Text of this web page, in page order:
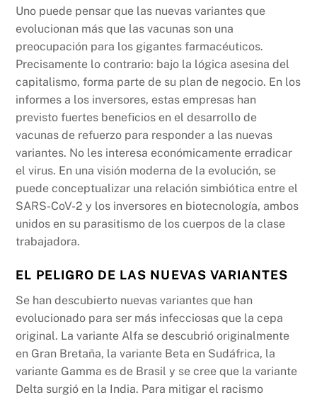
Uno puede pensar que las nuevas variantes que
evolucionan más que las vacunas son una
preocupación para los gigantes farmacéuticos.
Precisamente lo contrario: bajo la lógica asesina del
capitalismo, forma parte de su plan de negocio. En los
informes a los inversores, estas empresas han
previsto fuertes beneficios en el desarrollo de
vacunas de refuerzo para responder a las nuevas
variantes. No les interesa económicamente erradicar
el virus. En una visión moderna de la evolución, se
puede conceptualizar una relación simbiótica entre el
SARS-CoV-2 y los inversores en biotecnología, ambos
unidos en su parasitismo de los cuerpos de la clase
trabajadora.
EL PELIGRO DE LAS NUEVAS VARIANTES
Se han descubierto nuevas variantes que han
evolucionado para ser más infecciosas que la cepa
original. La variante Alfa se descubrió originalmente
en Gran Bretaña, la variante Beta en Sudáfrica, la
variante Gamma es de Brasil y se cree que la variante
Delta surgió en la India. Para mitigar el racismo